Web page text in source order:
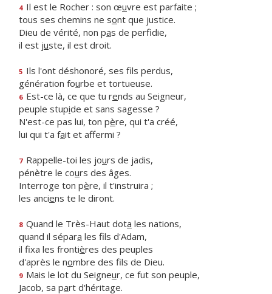
4 Il est le Rocher : son œuvre est parfaite ;
tous ses chemins ne sont que justice.
Dieu de vérité, non pas de perfidie,
il est juste, il est droit.
5 Ils l'ont déshonoré, ses fls perdus,
génération fourbe et tortueuse.
6 Est-ce là, ce que tu rends au Seigneur,
peuple stupide et sans sagesse ?
N'est-ce pas lui, ton père, qui t'a créé,
lui qui t'a fait et affermi ?
7 Rappelle-toi les jours de jadis,
pénètre le cours des âges.
Interroge ton père, il t'instruira ;
les anciens te le diront.
8 Quand le Très-Haut dota les nations,
quand il sépara les fils d'Adam,
il fixa les frontières des peuples
d'après le nombre des fils de Dieu.
9 Mais le lot du Seigneur, ce fut son peuple,
Jacob, sa part d'héritage.